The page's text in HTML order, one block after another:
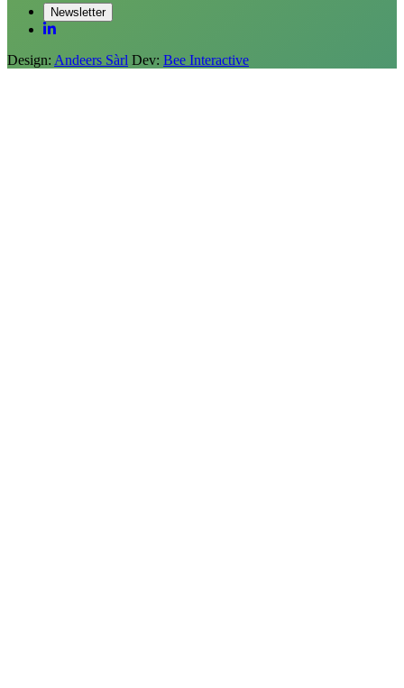
Newsletter
Design: Andeers Sàrl Dev: Bee Interactive